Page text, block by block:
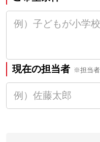
現在の担当者 ※担当